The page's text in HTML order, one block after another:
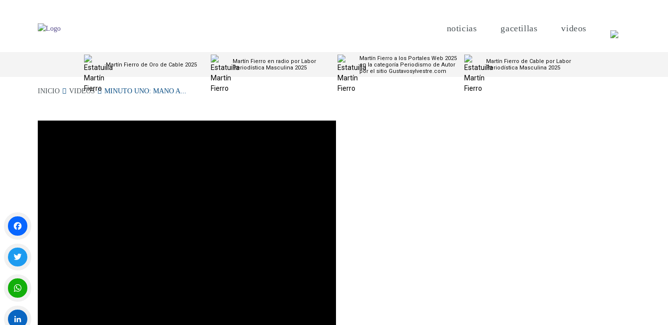
noticias gacetillas videos
Martín Fierro de Oro de Cable 2025
Martín Fierro en radio por Labor
Periodística Masculina 2025
Martín Fierro a los Portales Web 2025
en la categoría Periodismo de Autor
por el sitio Gustavosylvestre.com
Martín Fierro de Cable por Labor
Periodística Masculina 2025
INICIO VIDEOS MINUTO UNO: MANO A...
Facebook
Twitter
WhatsApp